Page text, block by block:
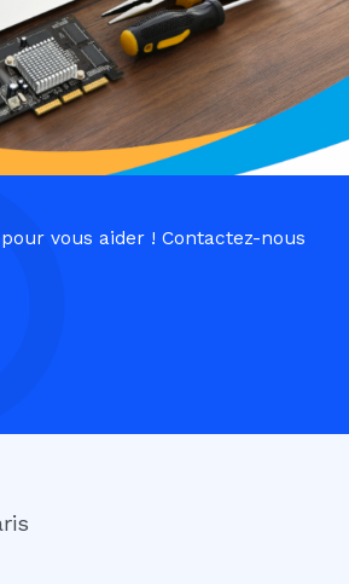
vous aider ! Contactez-nous